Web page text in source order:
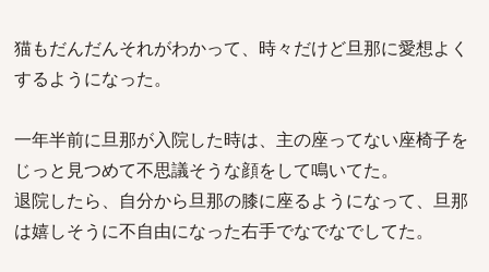
猫もだんだんそれがわかって、時々だけど旦那に愛想よく
するようになった。
一年半前に旦那が入院した時は、主の座ってない座椅子を
じっと見つめて不思議そうな顔をして鳴いてた。
退院したら、自分から旦那の膝に座るようになって、旦那
は嬉しそうに不自由になった右手でなでなでしてた。